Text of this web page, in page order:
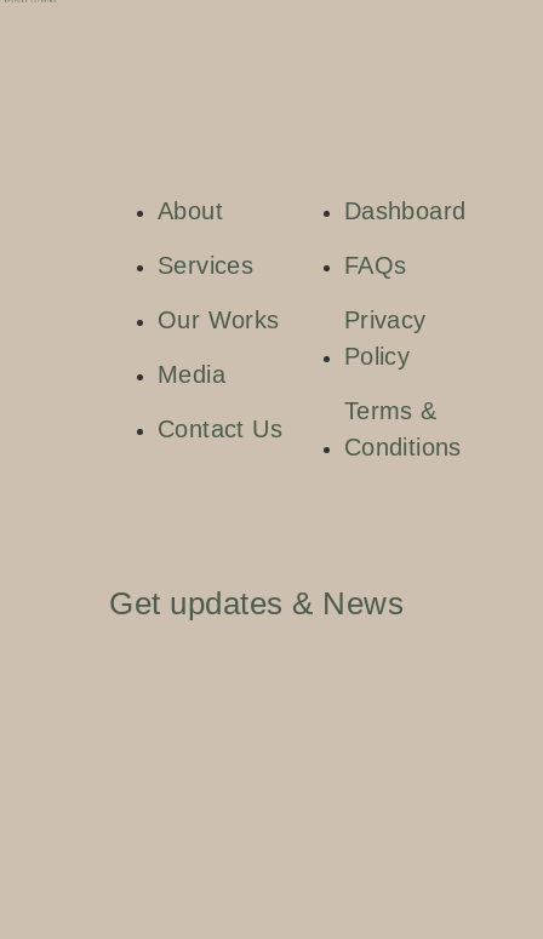
About
Services
Our Works
Media
Contact Us
Dashboard
FAQs
Privacy
Policy
Terms &
Conditions
Get updates & News